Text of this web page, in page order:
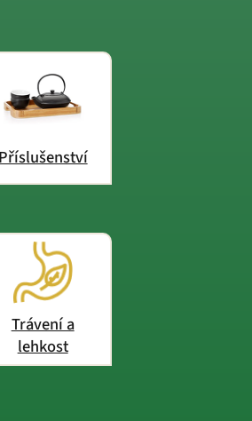
Příslušenství
Trávení a
lehkost